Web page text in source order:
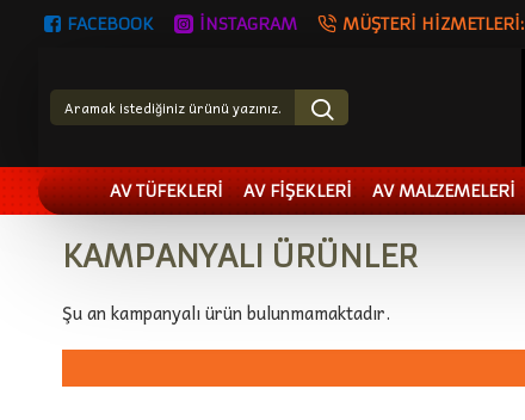
FACEBOOK İNSTAGRAM MÜŞTERI
AV TÜFEKLERİ AV FİŞEKLERİ AV MALZEMELERİ
KAMPANYALI ÜRÜNLER
Şu an kampanyalı ürün bulunmamaktadır.